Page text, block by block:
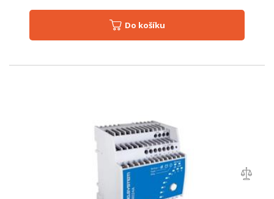
Do košíku